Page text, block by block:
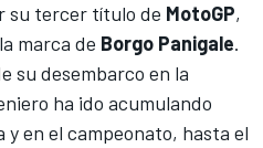
su tercer título de MotoGP,
marca de Borgo Panigale.
su desembarco en la
ha ido acumulando
y en el campeonato, hasta el